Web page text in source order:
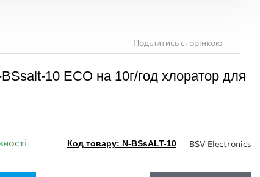
Поділитись сторінкою
10 ECO на 10г/год хлоратор для
Код товару: N-BSsALT-10 BSV Electronics